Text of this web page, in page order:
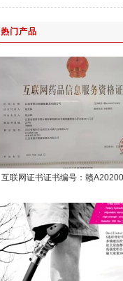
热门产品
互联网证书证书编号：赣